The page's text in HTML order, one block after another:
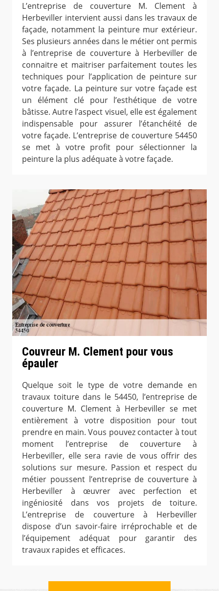
L’entreprise de couverture M. Clement à
Herbeviller intervient aussi dans les travaux de
façade, notamment la peinture mur extérieur.
Ses plusieurs années dans le métier ont permis
à l’entreprise de couverture à Herbeviller de
connaitre et maitriser parfaitement toutes les
techniques pour l’application de peinture sur
votre façade. La peinture sur votre façade est
un élément clé pour l’esthétique de votre
bâtisse. Autre l’aspect visuel, elle est également
indispensable pour assurer l’étanchéité de
votre façade. L’entreprise de couverture 54450
se met à votre profit pour sélectionner la
peinture la plus adéquate à votre façade.
Couvreur M. Clement pour vous
épauler
Quelque soit le type de votre demande en
travaux toiture dans le 54450, l’entreprise de
couverture M. Clement à Herbeviller se met
entièrement à votre disposition pour tout
prendre en main. Vous pouvez contacter à tout
moment l’entreprise de couverture à
Herbeviller, elle sera ravie de vous offrir des
solutions sur mesure. Passion et respect du
métier poussent l’entreprise de couverture à
Herbeviller à œuvrer avec perfection et
ingéniosité dans vos projets de toiture.
L’entreprise de couverture à Herbeviller
dispose d’un savoir-faire irréprochable et de
l’équipement adéquat pour garantir des
travaux rapides et efficaces.